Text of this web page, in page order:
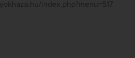
index.php?menu=517